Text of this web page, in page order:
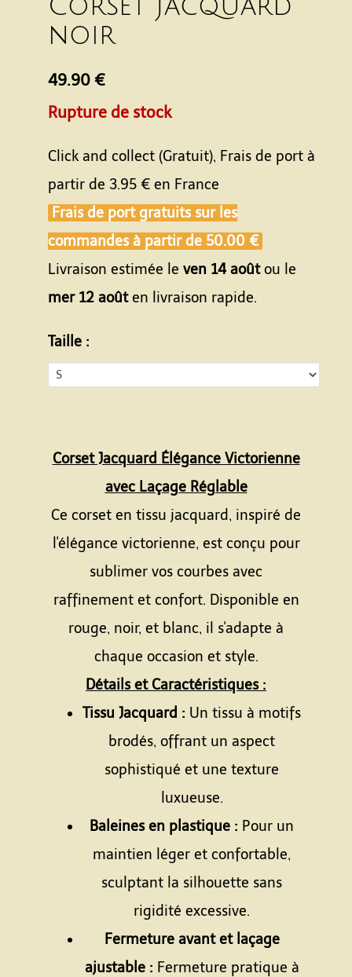
Corset Jacquard
noir
49.90 €
Rupture de stock
Click and collect (Gratuit), Frais de port à
partir de 3.95 € en France
Frais de port gratuits sur les
commandes à partir de 50.00 €
Livraison estimée le ven 14 aoûtou le
mer 12 aoûten livraison rapide.
Taille :
Corset Jacquard Élégance Victorienne
avec Laçage Réglable
Ce corset en tissu jacquard, inspiré de
l'élégance victorienne, est conçu pour
sublimer vos courbes avec
raffinement et confort. Disponible en
rouge, noir, et blanc, il s'adapte à
chaque occasion et style.
Détails et Caractéristiques :
Tissu Jacquard : Un tissu à motifs
brodés, offrant un aspect
sophistiqué et une texture
luxueuse.
Baleines en plastique : Pour un
maintien léger et confortable,
sculptant la silhouette sans
rigidité excessive.
Fermeture avant et laçage
ajustable : Fermeture pratique à